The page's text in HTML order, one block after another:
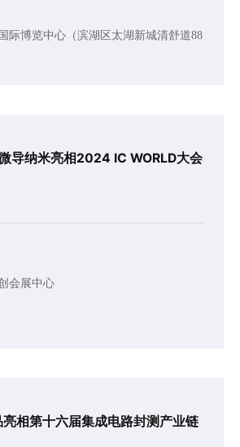
际博览中心（滨湖区太湖新城清舒道88
导纳米亮相2024 IC WORLD大会
会展中心
相第十六届集成电路封测产业链